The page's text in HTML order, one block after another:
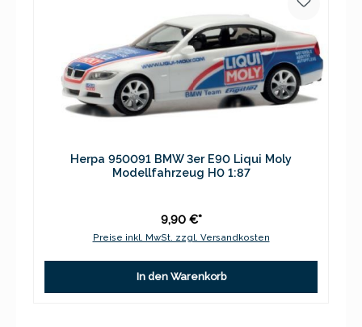
Herpa 950091 BMW 3er E90 Liqui Moly
Modellfahrzeug H0 1:87
9,90 €*
Preise inkl. MwSt. zzgl. Versandkosten
In den Warenkorb